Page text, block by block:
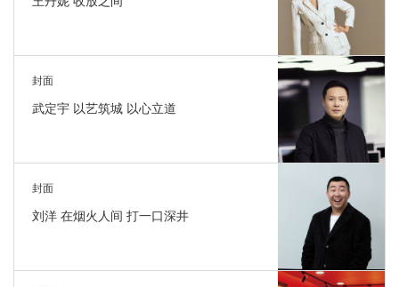
封面
武定宇 以艺筑城 以心立道
封面
刘洋 在烟火人间 打一口深井